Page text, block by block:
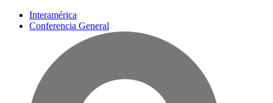
Interamérica
Conferencia General